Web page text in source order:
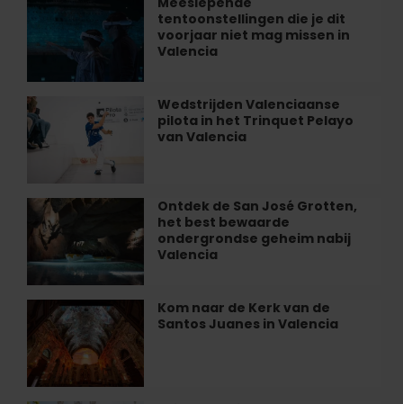
tentoonstellingen die je dit
voorjaar niet mag missen in
Valencia
Meeslepende
tentoonstellingen
die
dit
voorjaar
niet
mag
missen
Wedstrijden Valenciaanse
pilota in het Trinquet Pelayo
van Valencia
Wedstrijden
Valenciaanse
pilota
Trinquet
Pelayo
van
Valencia
Ontdek de San José Grotten,
het best bewaarde
ondergrondse geheim nabij
Valencia
Ontdek
de
San
José
Grotten,
het
best
bewaarde
ondergrondse
geheim
Kom naar de Kerk van de
Santos Juanes in Valencia
Kom
naar
de
Kerk
van